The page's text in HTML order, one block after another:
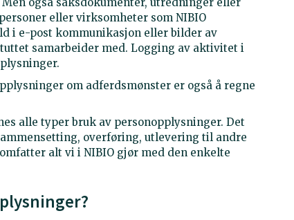
eller virksomheter som NIBIO
i e-post kommunikasjon eller bilder av
samarbeider med. Logging av aktivitet i
om adferdsmønster er også å regne
alle typer bruk av personopplysninger. Det
overføring, utlevering til andre
alt vi i NIBIO gjør med den enkelte